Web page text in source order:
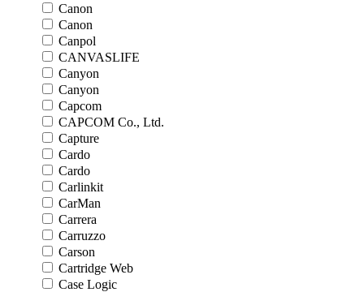
Canon
Canon
Canpol
CANVASLIFE
Canyon
Canyon
Capcom
CAPCOM Co., Ltd.
Capture
Cardo
Cardo
Carlinkit
CarMan
Carrera
Carruzzo
Carson
Cartridge Web
Case Logic